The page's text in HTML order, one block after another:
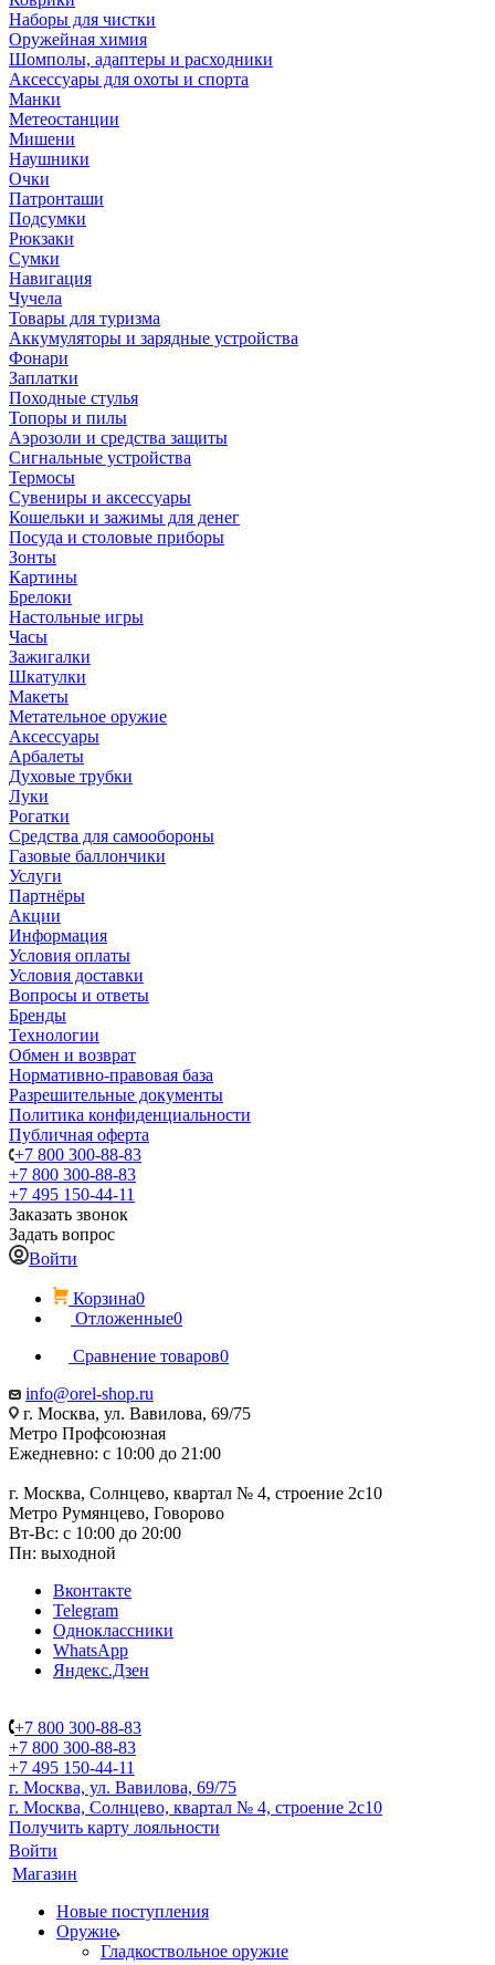
Наборы для чистки
Оружейная химия
Шомполы, адаптеры и расходники
Аксессуары для охоты и спорта
Манки
Метеостанции
Мишени
Наушники
Очки
Патронташи
Подсумки
Рюкзаки
Сумки
Навигация
Чучела
Товары для туризма
Аккумуляторы и зарядные устройства
Фонари
Заплатки
Походные стулья
Топоры и пилы
Аэрозоли и средства защиты
Сигнальные устройства
Термосы
Сувениры и аксессуары
Кошельки и зажимы для денег
Посуда и столовые приборы
Зонты
Картины
Брелоки
Настольные игры
Часы
Зажигалки
Шкатулки
Макеты
Метательное оружие
Аксессуары
Арбалеты
Духовые трубки
Луки
Рогатки
Средства для самообороны
Газовые баллончики
Услуги
Партнёры
Акции
Информация
Условия оплаты
Условия доставки
Вопросы и ответы
Бренды
Технологии
Обмен и возврат
Нормативно-правовая база
Разрешительные документы
Политика конфиденциальности
Публичная оферта
+7 800 300-88-83
+7 800 300-88-83
+7 495 150-44-11
Заказать звонок
Задать вопрос
Войти
Корзина0
Отложенные0
Сравнение товаров0
info@orel-shop.ru
г. Москва, ул. Вавилова, 69/75
Метро Профсоюзная
Ежедневно: с 10:00 до 21:00
г. Москва, Солнцево, квартал № 4, строение 2с10
Метро Румянцево, Говорово
Вт-Вс: с 10:00 до 20:00
Пн: выходной
Вконтакте
Telegram
Одноклассники
WhatsApp
Яндекс.Дзен
+7 800 300-88-83
+7 800 300-88-83
+7 495 150-44-11
г. Москва, ул. Вавилова, 69/75
г. Москва, Солнцево, квартал № 4, строение 2с10
Получить карту лояльности
Войти
Магазин
Новые поступления
Оружие
Гладкоствольное оружие